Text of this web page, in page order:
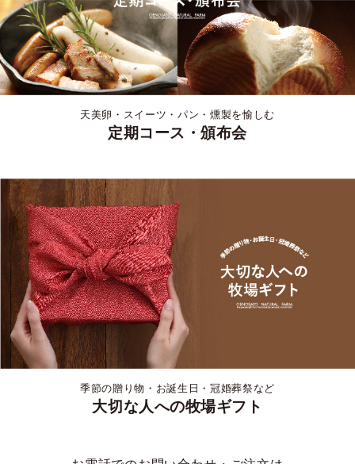
天美卵・スイーツ・パン・燻製を愉しむ
定期コース・頒布会
季節の贈り物・お誕生日・冠婚葬祭など
大切な人への牧場ギフト